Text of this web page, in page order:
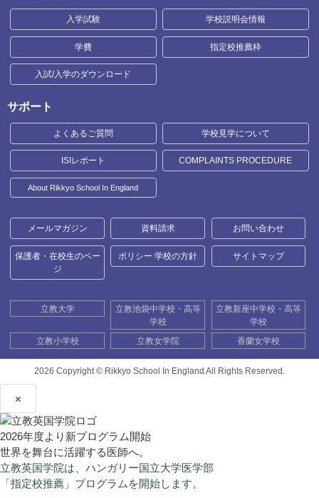
入学試験 学校説明会情報
学費 指定校推薦枠
入試/入学のダウンロード
サポート
よくあるご質問 学校見学について
ISIレポート COMPLAINTS PROCEDURE
About Rikkyo School In England
メールマガジン 資料請求 お問い合わせ
保護者・在校生のペー
ジ
ポリシー 学校の方針 サイトマップ
立教大学
立教池袋中学校・高等
学校
立教新座中学校・高等
学校
立教小学校
立教女学院 香蘭女学校
2026 Copyright © Rikkyo School In England All Rights Reserved.
×
2026年度より新プログラム開始
世界を舞台に活躍する医師へ。
立教英国学院は、ハンガリー国立大学医学部
「指定校推薦」プログラムを開始します。